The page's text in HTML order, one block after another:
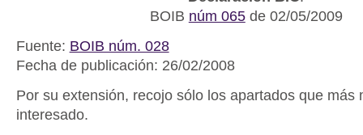
BOIB núm 065de 02/05/2009
Fuente: BOIB núm. 028
Fecha de publicación: 26/02/2008
Por su extensión, recojo sólo los apartados que más
interesado.